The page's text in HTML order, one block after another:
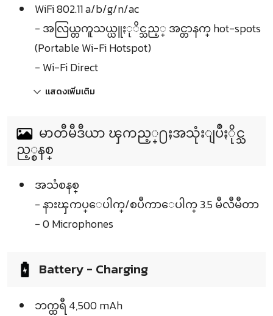
WiFi 802.11 a/b/g/n/ac
- အလြယ္တကူသယ္ယူႏုိင္သည့္ အင္တာနက္ hot-spots
(Portable Wi-Fi Hotspot)
- Wi-Fi Direct
แสดงเพิ่มเติม
မာတီမီဒီယာ ၾကည့္႐ႈအသုံးျပဳႏိုင္သ
ည့္စနစ္
အသံစနစ္
- နားၾကပ္ေပါက္/စပီကာေပါက္ 3.5 မီလီမီတာ
- 0 Microphones
Battery - Charging
ဘက္ထရီ 4,500 mAh